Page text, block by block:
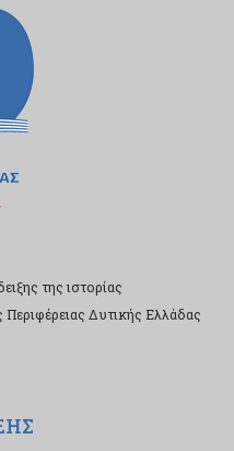
της ιστορίας
Περιφέρειας Δυτικής Ελλάδας